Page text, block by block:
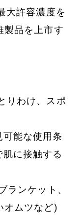
大許容濃度を
製品を上市す
りわけ、スポ
能な使用条
に接触する
ンケット、
オムツなど)